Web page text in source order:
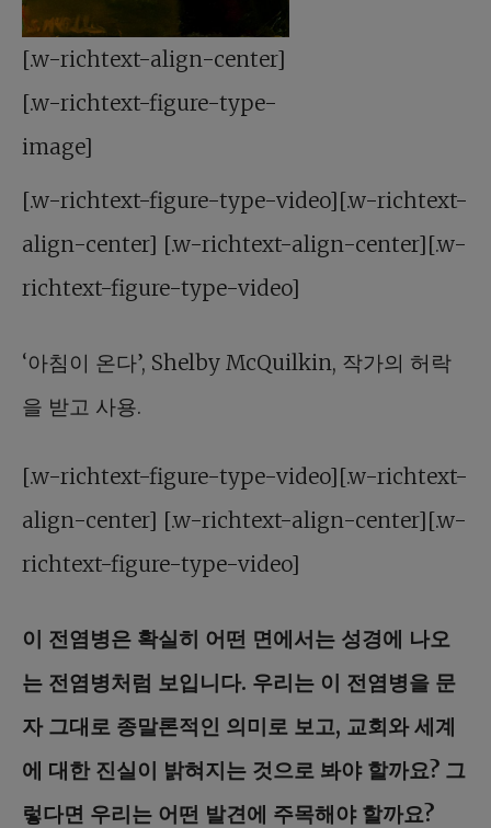
[.w-richtext-align-center]
[.w-richtext-figure-type-
image]
[.w-richtext-figure-type-video][.w-richtext-
align-center] [.w-richtext-align-center][.w-
richtext-figure-type-video]
‘아침이 온다’, Shelby McQuilkin, 작가의 허락
을 받고 사용.
[.w-richtext-figure-type-video][.w-richtext-
align-center] [.w-richtext-align-center][.w-
richtext-figure-type-video]
이 전염병은 확실히 어떤 면에서는 성경에 나오
는 전염병처럼 보입니다. 우리는 이 전염병을 문
자 그대로 종말론적인 의미로 보고, 교회와 세계
에 대한 진실이 밝혀지는 것으로 봐야 할까요? 그
렇다면 우리는 어떤 발견에 주목해야 할까요?